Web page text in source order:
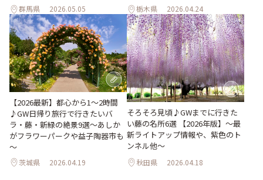
群馬県 2026.05.05 栃木県 2026.04.24
【2026最新】都心から1～2時間
♪GW日帰り旅行で行きたいバ
ラ・藤・新緑の絶景9選～あしか
がフラワーパークや益子陶器市も
～
茨城県 2026.04.19
そろそろ見頃♪GWまでに行きた
い藤の名所6選 【2026年版】～最
新ライトアップ情報や、紫色のト
ンネル他～
秋田県 2026.04.18